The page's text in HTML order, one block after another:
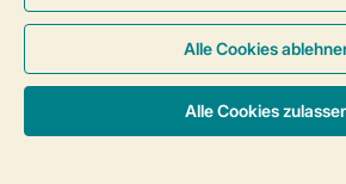
Allgemeine Bedingungen Impressum